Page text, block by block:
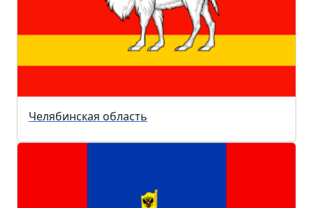
Челябинская область